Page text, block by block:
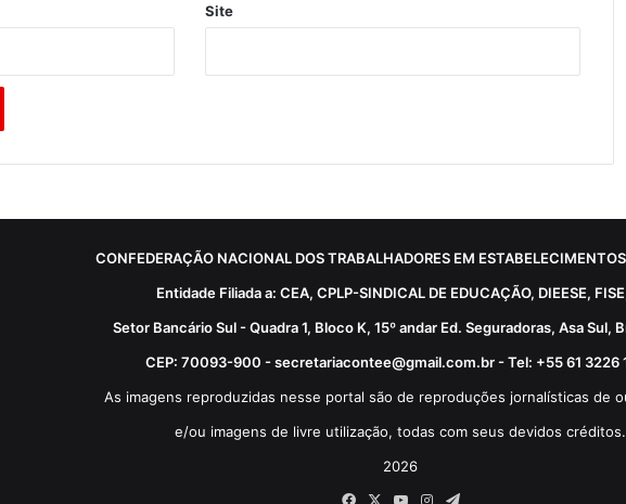
Site
CONFEDERAÇÃO NACIONAL DOS TRABALHADORES EM
Entidade Filiada a: CEA, CPLP-SINDICAL DE EDUCAÇÃO, DIEESE,
Setor Bancário Sul - Quadra 1, Bloco K, 15º andar Ed. Seguradoras, Asa Sul,
CEP: 70093-900 - secretariacontee@gmail.com.br - Tel: +55 61 3226
As imagens reproduzidas nesse portal são de reproduções jornalísticas de
e/ou imagens de livre utilização, todas com seus devidos créditos.
2026